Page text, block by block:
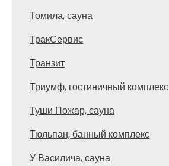
Томила, сауна
ТракСервис
Транзит
Триумф, гостиничный комплекс
Туши Пожар, сауна
Тюльпан, банный комплекс
У Василича, сауна